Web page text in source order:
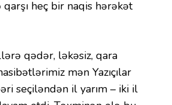
heç bir naqis hərəkət
qədər, ləkəsiz, qara
mən Yazıçılar
seçiləndən il yarım – iki il